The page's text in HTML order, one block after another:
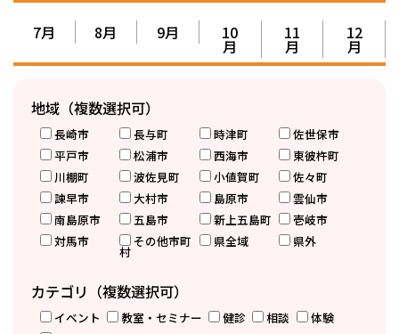
7月 8月 9月 10
月
11
月
12
月
地域（複数選択可）
長崎市 長与町 時津町
佐世保市
平戸市
松浦市 西海市
東彼杵町
川棚町
波佐見町 小値賀町
佐々町
諫早市
大村市 島原市
雲仙市
南島原市
五島市 新上五島町
壱岐市
対馬市
その他市町
村
県全域 県外
カテゴリ（複数選択可）
イベント 教室・セミナー 健診 相談
体験